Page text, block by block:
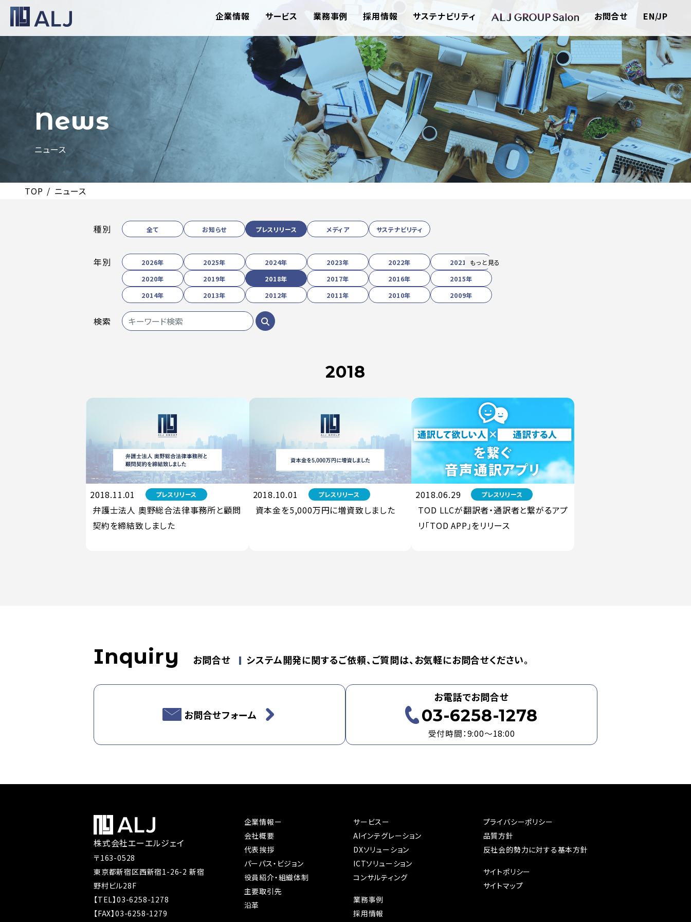
企業情報 サービス 業務事例 採用情報 サステナビリティ お問合せ EN/JP
News
ニュース
TOP ニュース
種別 全て お知らせ プレスリリース メディア サステナビリティ
年別 2026年 2025年 2024年 2023年 2022年
2021年
2020年
2019年 2018年 2017年 2016年
2015年
2014年
2013年 2012年 2011年 2010年 2009年
もっと見る
検索
2018
2018.11.01 プレスリリース
弁護士法人 奧野総合法律事務所と顧問
契約を締結致しました
2018.10.01 プレスリリース
資本金を5,000万円に増資致しました
2018.06.29 プレスリリース
TOD LLCが翻訳者・通訳者と繋がるアプ
リ「TOD APP」をリリース
Inquiry お問合せ システム開発に関するご依頼、ご質問は、お気軽にお問合せください。
お問合せフォーム
お電話でお問合せ
03-6258-1278
受付時間：9:00～18:00
株式会社エーエルジェイ
〒163-0528
東京都新宿区西新宿1-26-2 新宿
野村ビル28F
【TEL】03-6258-1278
【FAX】03-6258-1279
企業情報ー
会社概要
代表挨拶
パーパス・ビジョン
役員紹介・組織体制
主要取引先
沿革
サービスー
AIインテグレーション
DXソリューション
ICTソリューション
コンサルティング
業務事例
採用情報
プライバシーポリシー
品質方針
反社会的勢力に対する基本方針
サイトポリシー
サイトマップ